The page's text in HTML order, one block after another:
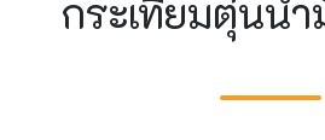
กระเทียมตุ๋นน้